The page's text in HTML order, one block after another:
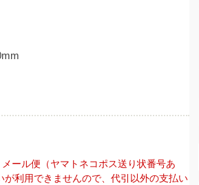
ール便（ヤマトネコポス送り状番号あ
利用できませんので、代引以外の支払い